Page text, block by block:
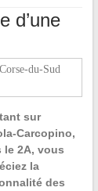
d’une
Corse-du-Sud
sur
Carcopino,
le 2A, vous
la
des